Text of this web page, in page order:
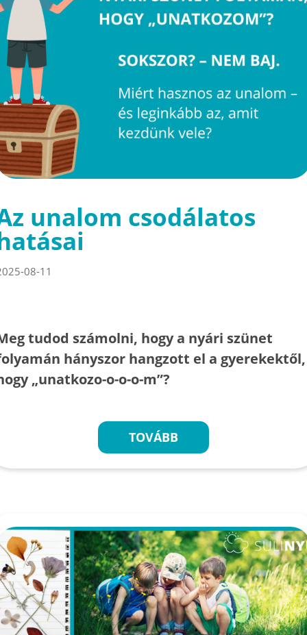
unalom csodálatos
08-11
tudod számolni, hogy a nyári szünet
hányszor hangzott el a gyerekektől,
„unatkozo-o-o-o-m”?
TOVÁBB